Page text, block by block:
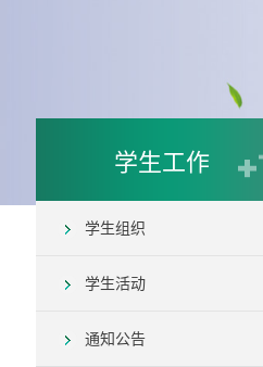
学生工作
学生组织
学生活动
通知公告